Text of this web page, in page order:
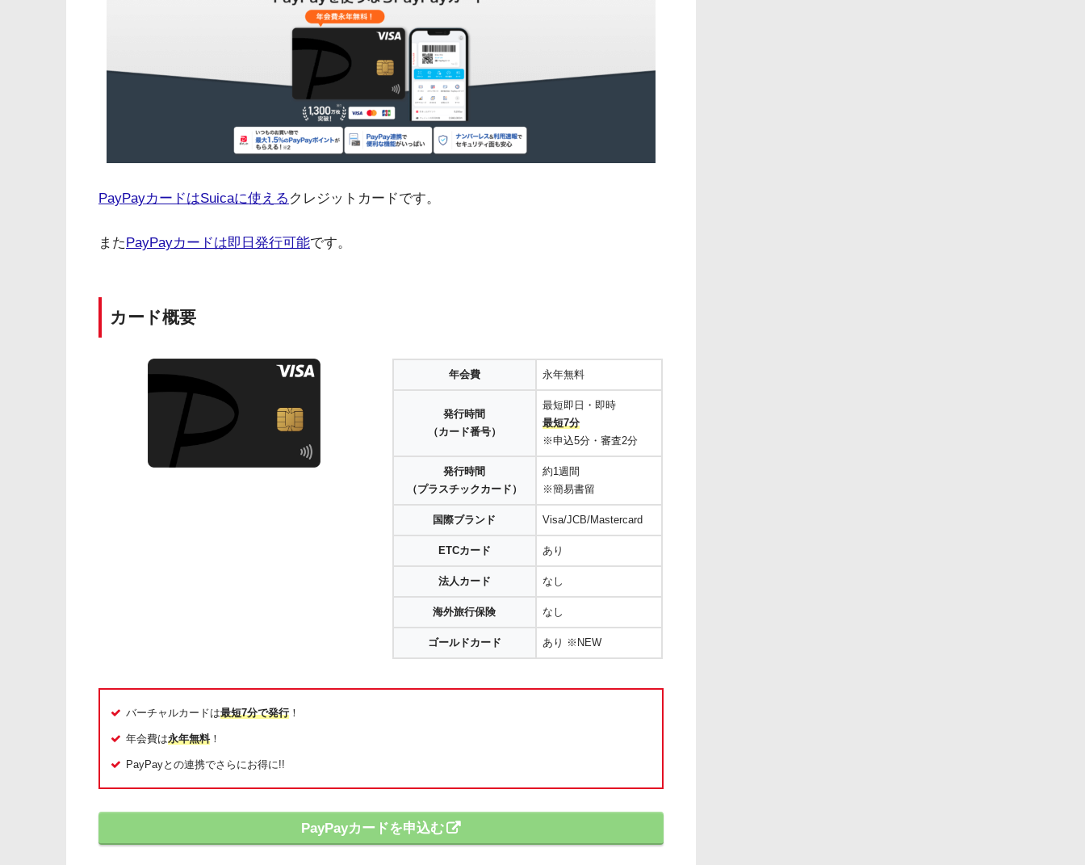
PayPayカードはSuicaに使える クレジットカードです。
またPayPayカードは即日発行可能です。
カード概要
年会費 永年無料
発行時間
（カード番号）
最短即日・即時
最短7分
※申込5分・審査2分
発行時間
（プラスチックカード）
約1週間
※簡易書留
国際ブランド Visa/JCB/Mastercard
ETCカード あり
法人カード なし
海外旅行保険 なし
ゴールドカード あり ※NEW
バーチャルカードは最短7分で発行 ！
年会費は永年無料！
PayPayとの連携でさらにお得に!!
PayPayカードを申込む